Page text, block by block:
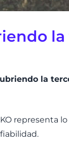
la
representa